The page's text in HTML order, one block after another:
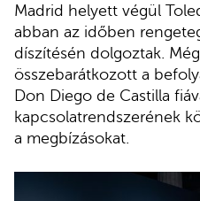
Madrid helyett végül
abban az időben
díszítésén dolgoztak.
összebarátkozott a
Don Diego de Castilla
kapcsolatrendszerének
a megbízásokat.